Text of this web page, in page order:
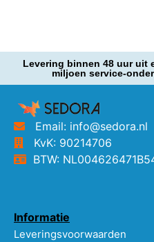
Levering binnen 48 uur uit
miljoen service-
Email: info@sedora.nl
KvK: 90214706
BTW:
Informatie
Leveringsvoorwaarden